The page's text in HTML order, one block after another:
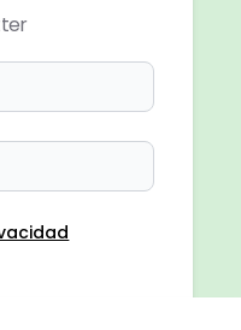
Contacto
Frecuentes